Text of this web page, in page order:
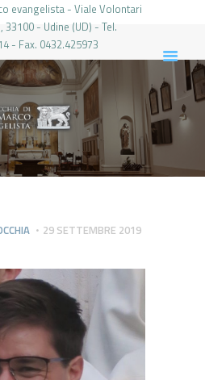
evangelista - Viale Volontari
33100 - Udine (UD) - Tel.
- Fax. 0432.425973
SAN MARCO UDINE
29 SETTEMBRE 2019